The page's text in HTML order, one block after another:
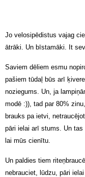
Jo velosipēdistus vajag
ātrāki. Un bīstamāki. It
Saviem dēliem esmu
pašiem tūdaļ būs arī
noziegums. Un, ja
modē :)), tad par 80%
brauks pa ietvi,
pāri ielai arī stums. Un
lai mūs cienītu.
Un paldies tiem
nebrauciet, lūdzu, pāri